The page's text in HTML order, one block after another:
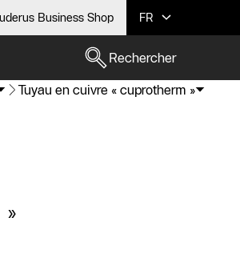
Business Shop FR
Rechercher
Tuyau en cuivre « cuprotherm »